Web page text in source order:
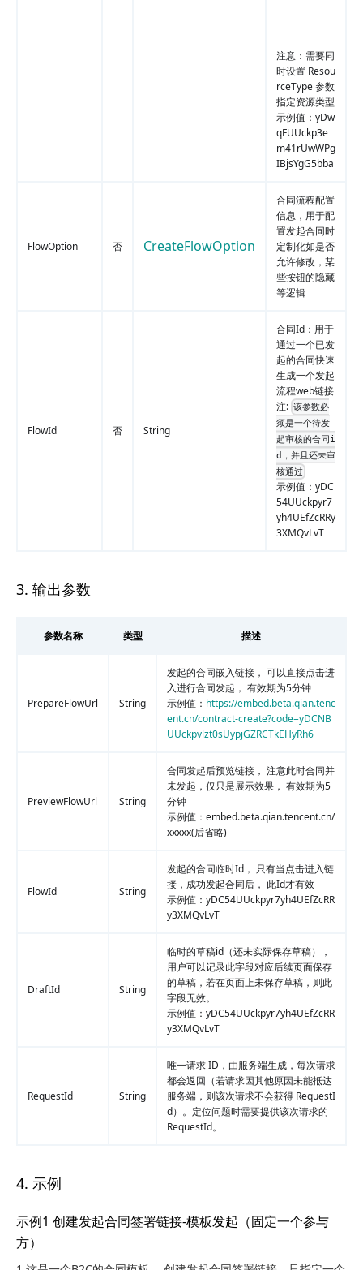
注意：需要同
时设置 Resou
rceType 参数
指定资源类型
示例值：yDw
qFUUckp3e
m41rUwWPg
IBjsYgG5bba
FlowOption 否 CreateFlowOption
合同流程配置
信息，用于配
置发起合同时
定制化如是否
允许修改，某
些按钮的隐藏
等逻辑
FlowId 否 String
合同Id：用于
通过一个已发
起的合同快速
生成一个发起
流程web链接
注: 该参数必
须是一个待发
起审核的合同i
d，并且还未审
核通过
示例值：yDC
54UUckpyr7
yh4UEfZcRRy
3XMQvLvT
3. 输出参数
参数名称 类型 描述
PrepareFlowUrl String
发起的合同嵌入链接， 可以直接点击进
入进行合同发起， 有效期为5分钟
示例值： https://embed.beta.qian.tenc
ent.cn/contract-create?code=yDCNB
UUckpvlzt0sUypjGZRCTkEHyRh6
PreviewFlowUrl String
合同发起后预览链接， 注意此时合同并
未发起，仅只是展示效果， 有效期为5
分钟
示例值：embed.beta.qian.tencent.cn/
xxxxx(后省略)
FlowId String
发起的合同临时Id， 只有当点击进入链
接，成功发起合同后， 此Id才有效
示例值：yDC54UUckpyr7yh4UEfZcRR
y3XMQvLvT
DraftId String
临时的草稿id（还未实际保存草稿），
用户可以记录此字段对应后续页面保存
的草稿，若在页面上未保存草稿，则此
字段无效。
示例值：yDC54UUckpyr7yh4UEfZcRR
y3XMQvLvT
RequestId String
唯一请求 ID，由服务端生成，每次请求
都会返回（若请求因其他原因未能抵达
服务端，则该次请求不会获得 RequestI
d）。定位问题时需要提供该次请求的
RequestId。
4. 示例
示例1 创建发起合同签署链接-模板发起（固定一个参与
方）